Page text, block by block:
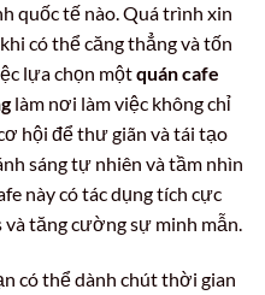
quốc tế nào. Quá trình xin
có thể căng thẳng và tốn
lựa chọn mộtquán cafe
làm nơi làm việc không chỉ
hội để thư giãn và tái tạo
sáng tự nhiên và tầm nhìn
này có tác dụng tích cực
tăng cường sự minh mẫn.
có thể dành chút thời gian